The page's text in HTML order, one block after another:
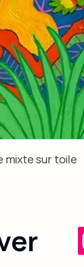
mixte sur toile